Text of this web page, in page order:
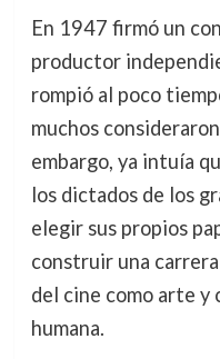
En 1947 firmó un
productor
rompió al poco
muchos
embargo, ya intuía
los dictados de los
elegir sus propios
construir una
del cine como arte y
humana.